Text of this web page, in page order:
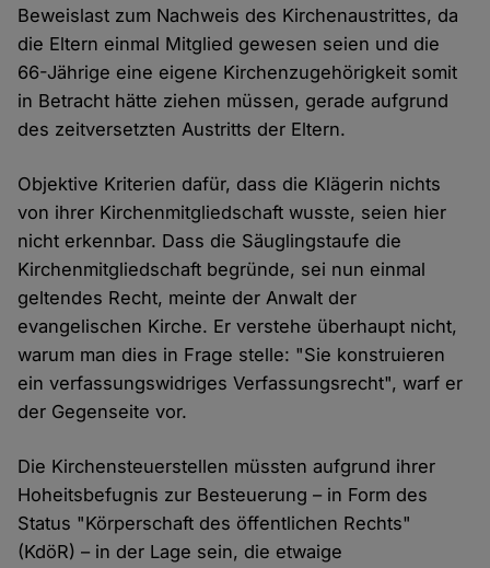
Beweislast zum Nachweis des Kirchenaustrittes, da
die Eltern einmal Mitglied gewesen seien und die
66-Jährige eine eigene Kirchenzugehörigkeit somit
in Betracht hätte ziehen müssen, gerade aufgrund
des zeitversetzten Austritts der Eltern.
Objektive Kriterien dafür, dass die Klägerin nichts
von ihrer Kirchenmitgliedschaft wusste, seien hier
nicht erkennbar. Dass die Säuglingstaufe die
Kirchenmitgliedschaft begründe, sei nun einmal
geltendes Recht, meinte der Anwalt der
evangelischen Kirche. Er verstehe überhaupt nicht,
warum man dies in Frage stelle: "Sie konstruieren
ein verfassungswidriges Verfassungsrecht", warf er
der Gegenseite vor.
Die Kirchensteuerstellen müssten aufgrund ihrer
Hoheitsbefugnis zur Besteuerung – in Form des
Status "Körperschaft des öffentlichen Rechts"
(KdöR) – in der Lage sein, die etwaige